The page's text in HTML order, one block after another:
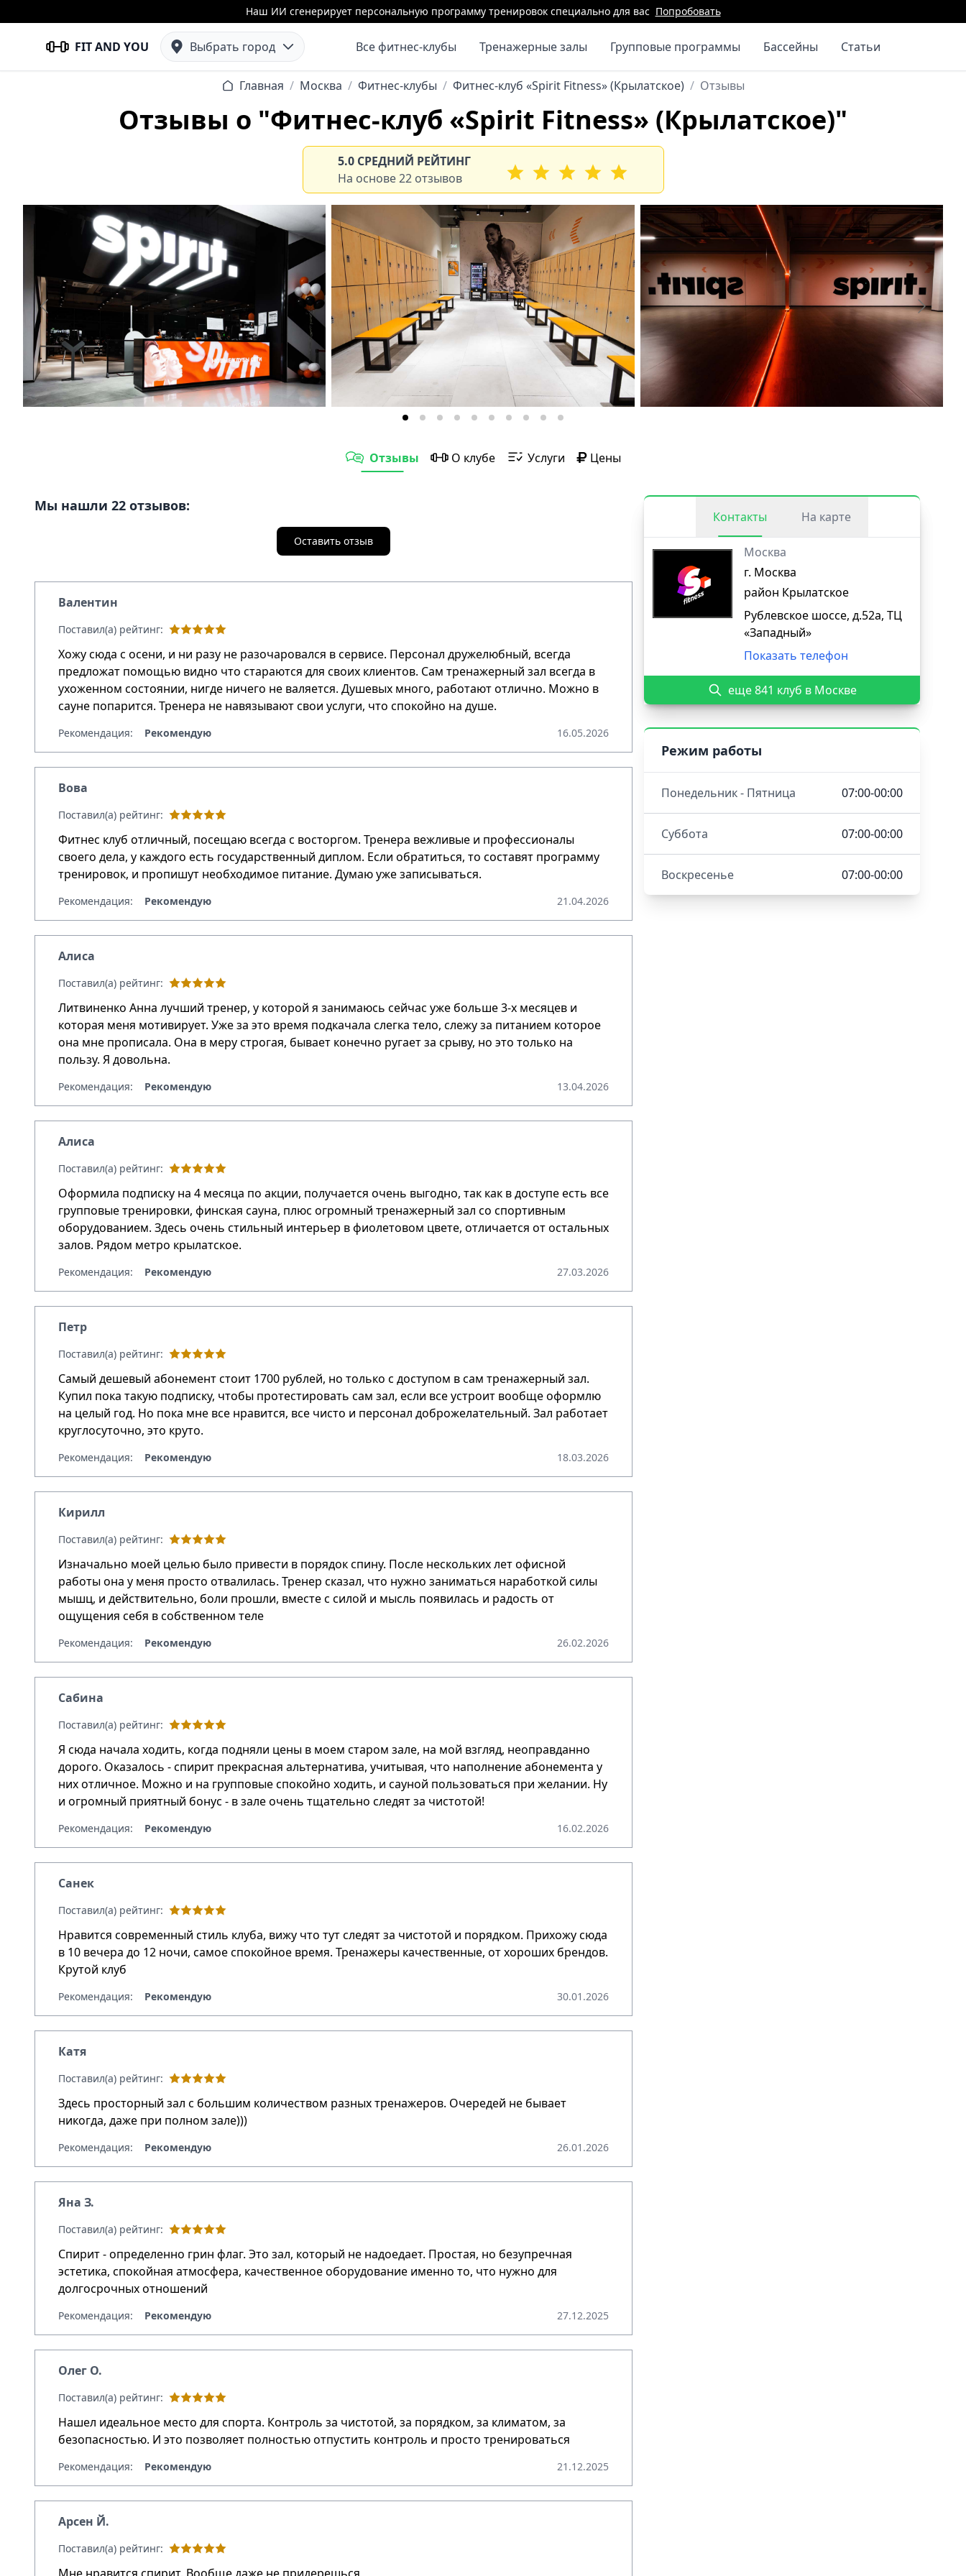
Наш ИИ сгенерирует персональную программу тренировок специально для вас Попробовать
FIT AND YOU Выбрать город Все фитнес-клубы Тренажерные залы Групповые программы Бассейны Статьи
Главная / Москва / Фитнес-клубы / Фитнес-клуб «Spirit Fitness» (Крылатское) / Отзывы
Отзывы о "Фитнес-клуб «Spirit Fitness» (Крылатское)"
5.0 СРЕДНИЙ РЕЙТИНГ
На основе 22 отзывов
Отзывы О клубе Услуги Цены
Мы нашли 22 отзывов:
Оставить отзыв
Валентин
Поставил(а) рейтинг:
Хожу сюда с осени, и ни разу не разочаровался в сервисе. Персонал дружелюбный, всегда
предложат помощью видно что стараются для своих клиентов. Сам тренажерный зал всегда в
ухоженном состоянии, нигде ничего не валяется. Душевых много, работают отлично. Можно в
сауне попарится. Тренера не навязывают свои услуги, что спокойно на душе.
Рекомендация: Рекомендую 16.05.2026
Вова
Поставил(а) рейтинг:
Фитнес клуб отличный, посещаю всегда с восторгом. Тренера вежливые и профессионалы
своего дела, у каждого есть государственный диплом. Если обратиться, то составят программу
тренировок, и пропишут необходимое питание. Думаю уже записываться.
Рекомендация: Рекомендую 21.04.2026
Алиса
Поставил(а) рейтинг:
Литвиненко Анна лучший тренер, у которой я занимаюсь сейчас уже больше 3-х месяцев и
которая меня мотивирует. Уже за это время подкачала слегка тело, слежу за питанием которое
она мне прописала. Она в меру строгая, бывает конечно ругает за срыву, но это только на
пользу. Я довольна.
Рекомендация: Рекомендую 13.04.2026
Алиса
Поставил(а) рейтинг:
Оформила подписку на 4 месяца по акции, получается очень выгодно, так как в доступе есть все
групповые тренировки, финская сауна, плюс огромный тренажерный зал со спортивным
оборудованием. Здесь очень стильный интерьер в фиолетовом цвете, отличается от остальных
залов. Рядом метро крылатское.
Рекомендация: Рекомендую 27.03.2026
Петр
Поставил(а) рейтинг:
Самый дешевый абонемент стоит 1700 рублей, но только с доступом в сам тренажерный зал.
Купил пока такую подписку, чтобы протестировать сам зал, если все устроит вообще оформлю
на целый год. Но пока мне все нравится, все чисто и персонал доброжелательный. Зал работает
круглосуточно, это круто.
Рекомендация: Рекомендую 18.03.2026
Кирилл
Поставил(а) рейтинг:
Изначально моей целью было привести в порядок спину. После нескольких лет офисной
работы она у меня просто отвалилась. Тренер сказал, что нужно заниматься наработкой силы
мышц, и действительно, боли прошли, вместе с силой и мысль появилась и радость от
ощущения себя в собственном теле
Рекомендация: Рекомендую 26.02.2026
Сабина
Поставил(а) рейтинг:
Я сюда начала ходить, когда подняли цены в моем старом зале, на мой взгляд, неоправданно
дорого. Оказалось - спирит прекрасная альтернатива, учитывая, что наполнение абонемента у
них отличное. Можно и на групповые спокойно ходить, и сауной пользоваться при желании. Ну
и огромный приятный бонус - в зале очень тщательно следят за чистотой!
Рекомендация: Рекомендую 16.02.2026
Санек
Поставил(а) рейтинг:
Нравится современный стиль клуба, вижу что тут следят за чистотой и порядком. Прихожу сюда
в 10 вечера до 12 ночи, самое спокойное время. Тренажеры качественные, от хороших брендов.
Крутой клуб
Рекомендация: Рекомендую 30.01.2026
Катя
Поставил(а) рейтинг:
Здесь просторный зал с большим количеством разных тренажеров. Очередей не бывает
никогда, даже при полном зале)))
Рекомендация: Рекомендую 26.01.2026
Яна З.
Поставил(а) рейтинг:
Спирит - определенно грин флаг. Это зал, который не надоедает. Простая, но безупречная
эстетика, спокойная атмосфера, качественное оборудование именно то, что нужно для
долгосрочных отношений
Рекомендация: Рекомендую 27.12.2025
Олег О.
Поставил(а) рейтинг:
Нашел идеальное место для спорта. Контроль за чистотой, за порядком, за климатом, за
безопасностью. И это позволяет полностью отпустить контроль и просто тренироваться
Рекомендация: Рекомендую 21.12.2025
Арсен Й.
Поставил(а) рейтинг:
Контакты На карте
Москва
г. Москва
район Крылатское
Рублевское шоссе, д.52а, ТЦ
«Западный»
Показать телефон
еще 841 клуб в Москве
Режим работы
Понедельник - Пятница 07:00-00:00
Суббота 07:00-00:00
Воскресенье 07:00-00:00